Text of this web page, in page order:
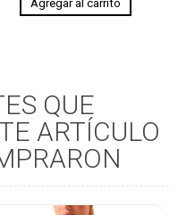
QUE
ARTÍCULO